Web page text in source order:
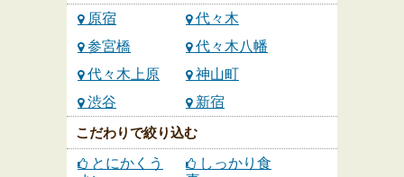
原宿
代々木
参宮橋
代々木八幡
代々木上原
神山町
渋谷
新宿
こだわりで絞り込む
とにかくう
しっかり食